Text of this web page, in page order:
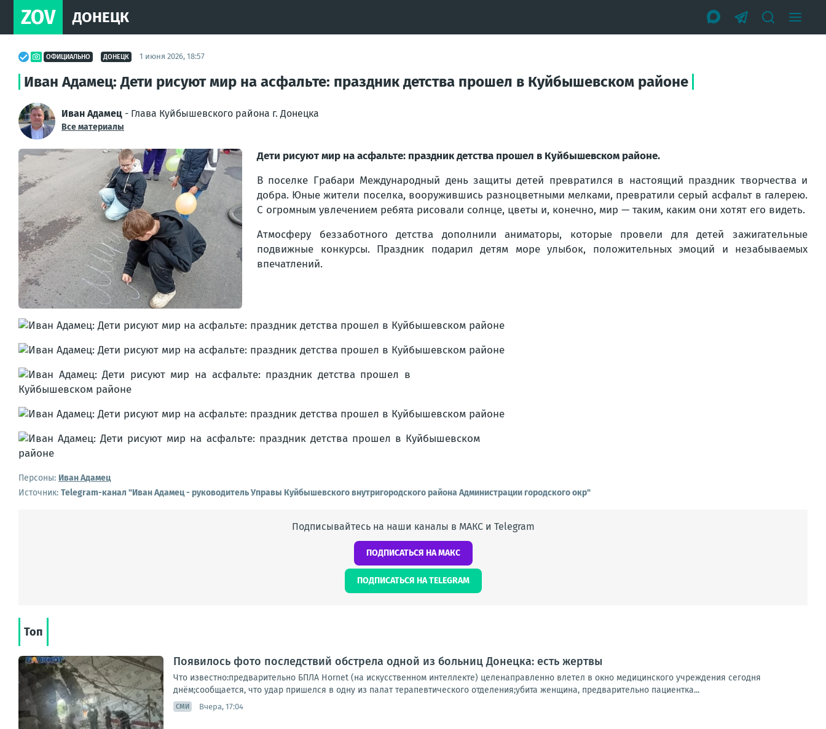
ZOV ДОНЕЦК
ОФИЦИАЛЬНО ДОНЕЦК 1 июня 2026, 18:57
Иван Адамец: Дети рисуют мир на асфальте: праздник детства прошел в Куйбышевском районе
Иван Адамец - Глава Куйбышевского района г. Донецка
Все материалы
Дети рисуют мир на асфальте: праздник детства прошел в Куйбышевском районе.
В поселке Грабари Международный день защиты детей превратился в настоящий праздник творчества и
добра. Юные жители поселка, вооружившись разноцветными мелками, превратили серый асфальт в галерею.
С огромным увлечением ребята рисовали солнце, цветы и, конечно, мир — таким, каким они хотят его видеть.
Атмосферу беззаботного детства дополнили аниматоры, которые провели для детей зажигательные
подвижные конкурсы. Праздник подарил детям море улыбок, положительных эмоций и незабываемых
впечатлений.
Персоны: Иван Адамец
Источник: Telegram-канал "Иван Адамец - руководитель Управы Куйбышевского внутригородского района Администрации городского окр"
Подписывайтесь на наши каналы в МАКС и Telegram
ПОДПИСАТЬСЯ НА МАКС
ПОДПИСАТЬСЯ НА TELEGRAM
Топ
Появилось фото последствий обстрела одной из больниц Донецка: есть жертвы
Что известно:предварительно БПЛА Hornet (на искусственном интеллекте) целенаправленно влетел в окно медицинского учреждения сегодня
днём;сообщается, что удар пришелся в одну из палат терапевтического отделения;убита женщина, предварительно пациентка...
СМИ Вчера, 17:04